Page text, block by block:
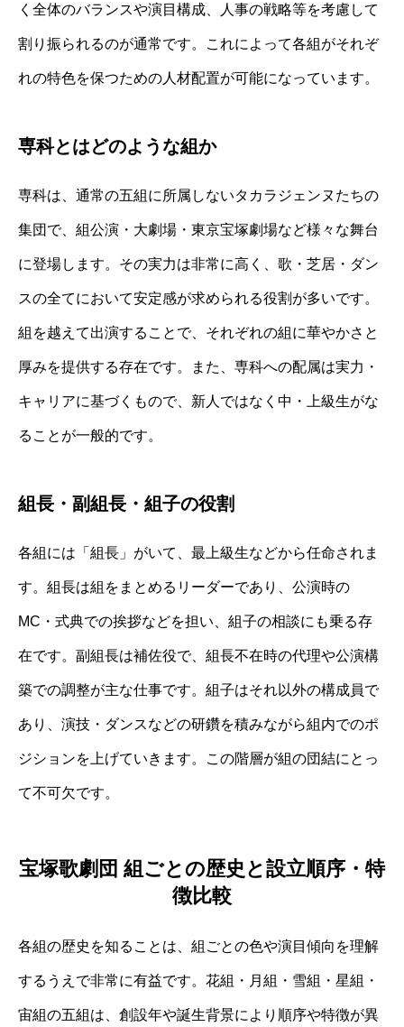
く全体のバランスや演目構成、人事の戦略等を考慮して
割り振られるのが通常です。これによって各組がそれぞ
れの特色を保つための人材配置が可能になっています。
専科とはどのような組か
専科は、通常の五組に所属しないタカラジェンヌたちの
集団で、組公演・大劇場・東京宝塚劇場など様々な舞台
に登場します。その実力は非常に高く、歌・芝居・ダン
スの全てにおいて安定感が求められる役割が多いです。
組を越えて出演することで、それぞれの組に華やかさと
厚みを提供する存在です。また、専科への配属は実力・
キャリアに基づくもので、新人ではなく中・上級生がな
ることが一般的です。
組長・副組長・組子の役割
各組には「組長」がいて、最上級生などから任命されま
す。組長は組をまとめるリーダーであり、公演時の
MC・式典での挨拶などを担い、組子の相談にも乗る存
在です。副組長は補佐役で、組長不在時の代理や公演構
築での調整が主な仕事です。組子はそれ以外の構成員で
あり、演技・ダンスなどの研鑽を積みながら組内でのポ
ジションを上げていきます。この階層が組の団結にとっ
て不可欠です。
宝塚歌劇団 組ごとの歴史と設立順序・特
徴比較
各組の歴史を知ることは、組ごとの色や演目傾向を理解
するうえで非常に有益です。花組・月組・雪組・星組・
宙組の五組は、創設年や誕生背景により順序や特徴が異